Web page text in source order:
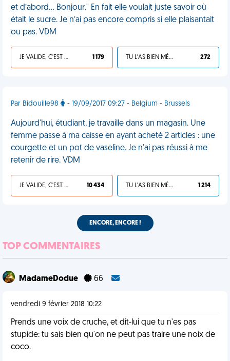
et d’abord… Bonjour." En fait elle voulait juste savoir où
était le sucre. Je n’ai pas encore compris si elle plaisantait
ou pas. VDM
JE VALIDE, C'EST UNE VDM 1 179 TU L'AS BIEN MÉRITÉ 272
Par Bidouille98 - 19/09/2017 09:27 - Belgium - Brussels
Aujourd'hui, étudiant, je travaille dans un magasin. Une
femme passe à ma caisse en ayant acheté 2 articles : une
courgette et un pot de vaseline. Je n'ai pas réussi à me
retenir de rire. VDM
JE VALIDE, C'EST UNE VDM 10 434 TU L'AS BIEN MÉRITÉ 1 214
ENCORE, ENCORE !
TOP COMMENTAIRES
MadameDodue 66
vendredi 9 février 2018 10:22
Prends une voix de cruche, et dit-lui que tu n'es pas
stupide: tu sais bien qu'on ne peut pas traire une noix de
coco.